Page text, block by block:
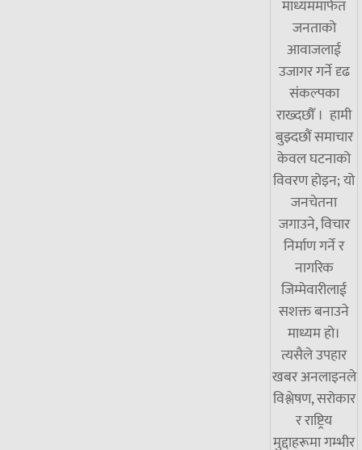
माध्यममार्फत
जनताको
आवाजलाई
उजागर गर्ने दृढ
संकल्पका
राख्दछौँ । हामी
बुझ्दछौं समाचार
केवल घटनाको
विवरण होइन; यो
जनचेतना
जगाउने, विचार
निर्माण गर्ने र
नागरिक
जिम्मेवारीलाई
सशक्त बनाउने
माध्यम हो।
त्यसैले उपहार
खबर अनलाइनले
विश्लेषण, सरोकार
र राष्ट्रिय
मुद्दाहरूमा गम्भीर